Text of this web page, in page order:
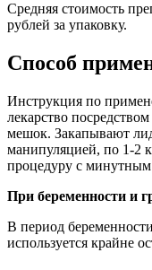
Средняя стоимость
рублей за упаковку.
Способ
Инструкция по
лекарство
мешок. Закапывают
манипуляцией, по 1-2
процедуру с минутным
При беременности и
В период
используется крайне